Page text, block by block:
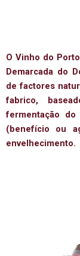
O Vinho do
Demarcada do
de factores
fabrico,
fermentação
(benefício ou
envelhecimento.